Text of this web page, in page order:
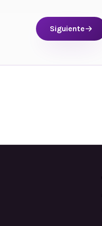
Siguiente